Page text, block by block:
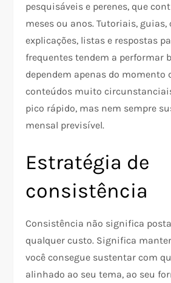
pesquisáveis e perenes, que
meses ou anos. Tutoriais,
explicações, listas e respostas
frequentes tendem a performar
dependem apenas do momento
conteúdos muito
pico rápido, mas nem sempre
mensal previsível.
Estratégia de
consistência
Consistência não significa
qualquer custo. Significa
você consegue sustentar com
alinhado ao seu tema, ao seu